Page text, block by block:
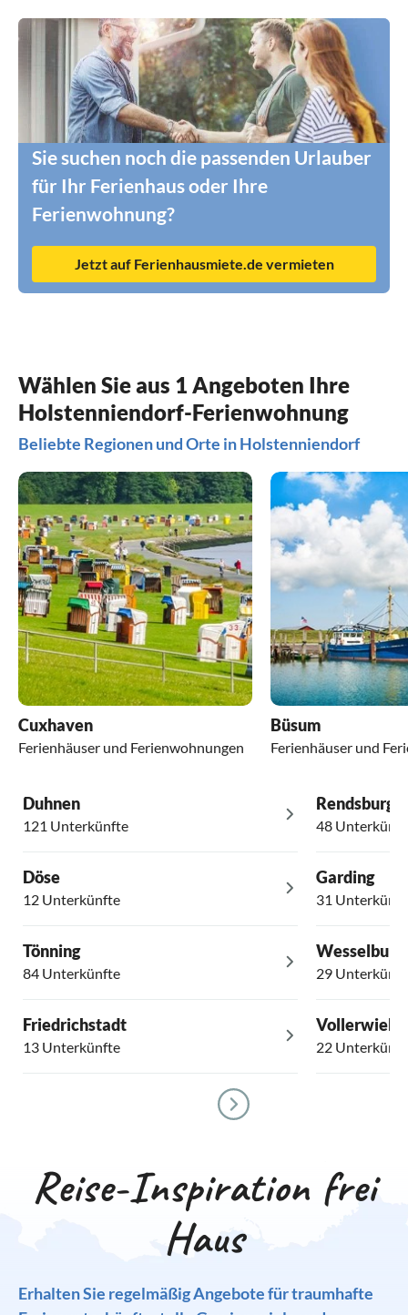
Sie suchen noch die passenden Urlauber
für Ihr Ferienhaus oder Ihre
Ferienwohnung?
Jetzt auf Ferienhausmiete.de vermieten
Wählen Sie aus 1 Angeboten Ihre
Holstenniendorf-Ferienwohnung
Beliebte Regionen und Orte in Holstenniendorf
Cuxhaven
Ferienhäuser und Ferienwohnungen
Büsum
Ferienhäuser und
Duhnen
121 Unterkünfte
Döse
12 Unterkünfte
Tönning
84 Unterkünfte
Friedrichstadt
13 Unterkünfte
Rendsburg
48
Garding
31
29
Vollerwiek
22
Reise-Inspiration frei
Haus
Erhalten Sie regelmäßig Angebote für traumhafte